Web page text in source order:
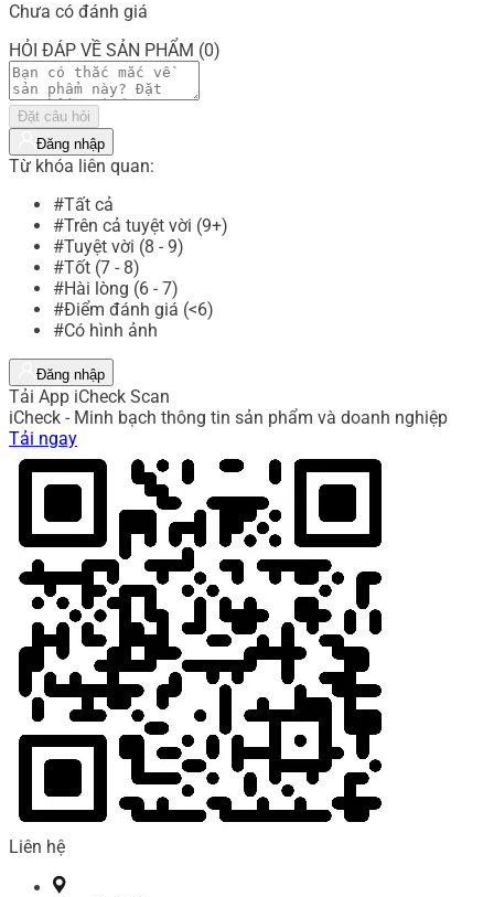
Chưa có đánh giá
HỎI ĐÁP VỀ SẢN PHẨM (0)
Đặt câu hỏi
Đăng nhập
Từ khóa liên quan:
#Tất cả
#Trên cả tuyệt vời (9+)
#Tuyệt vời (8 - 9)
#Tốt (7 - 8)
#Hài lòng (6 - 7)
#Điểm đánh giá (<6)
#Có hình ảnh
Đăng nhập
Tải App iCheck Scan
iCheck - Minh bạch thông tin sản phẩm và doanh nghiệp
Tải ngay
Liên hệ